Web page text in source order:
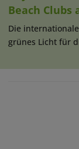
Beach Clubs
Die
grünes Licht für